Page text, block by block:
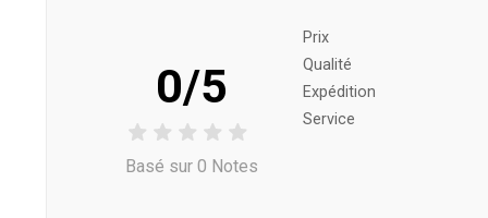
0/5
Basé sur 0 Notes
Prix ​​
Qualité
Expédition
Service